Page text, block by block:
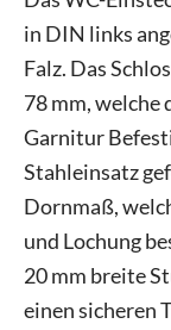
28558866
quantity
in DIN links
Falz. Das
78 mm, welche
Garnitur
Stahleinsatz
Dornmaß,
und Lochung
20 mm breite
einen sicheren